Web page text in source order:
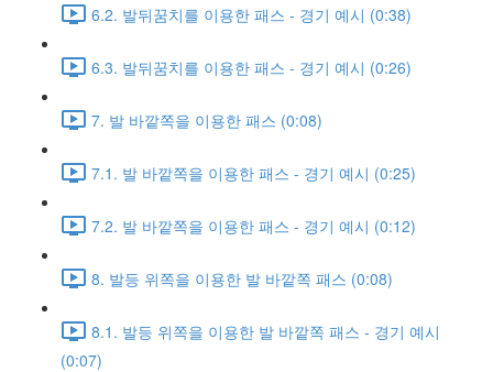
6.2. 발뒤꿈치를 이용한 패스 - 경기 예시 (0:38)
6.3. 발뒤꿈치를 이용한 패스 - 경기 예시 (0:26)
7. 발 바깥쪽을 이용한 패스 (0:08)
7.1. 발 바깥쪽을 이용한 패스 - 경기 예시 (0:25)
7.2. 발 바깥쪽을 이용한 패스 - 경기 예시 (0:12)
8. 발등 위쪽을 이용한 발 바깥쪽 패스 (0:08)
8.1. 발등 위쪽을 이용한 발 바깥쪽 패스 - 경기 예시
(0:07)